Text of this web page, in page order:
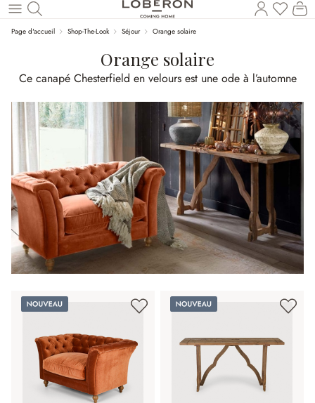
Revenir au contenu principal
Vous
Page d'accueil Shop-The-Look Séjour Orange solaire
Orange solaire
Ce canapé Chesterfield en velours est une ode à l’automne
Nouveau Nouveau